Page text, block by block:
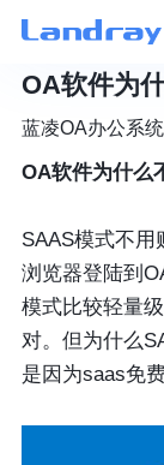
OA软件为
蓝凌OA办公系统
OA软件为什么
SAAS模式不用
浏览器登陆到
模式比较轻量
对。但为什么
是因为saas免